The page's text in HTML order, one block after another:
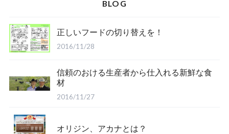
BLOG
正しいフードの切り替えを！
2016/11/28
信頼のおける生産者から仕入れる新鮮な食
材
2016/11/27
オリジン、アカナとは？